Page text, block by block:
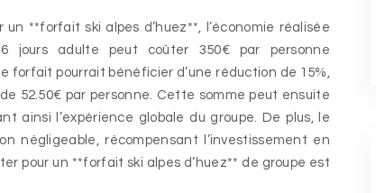
**forfait ski alpes d’huez**, l’économie réalisée
jours adulte peut coûter 350€ par personne
forfait pourrait bénéficier d’une réduction de 15%,
52.50€ par personne. Cette somme peut ensuite
ainsi l’expérience globale du groupe. De plus, le
négligeable, récompensant l’investissement en
pour un **forfait ski alpes d’huez** de groupe est